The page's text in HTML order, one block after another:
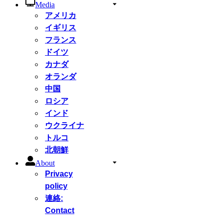
Media
アメリカ
イギリス
フランス
ドイツ
カナダ
オランダ
中国
ロシア
インド
ウクライナ
トルコ
北朝鮮
About
Privacy
policy
連絡:
Contact